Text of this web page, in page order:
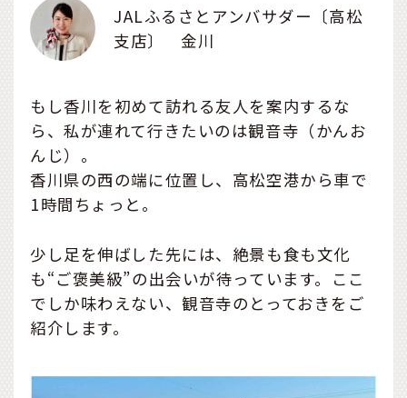
JALふるさとアンバサダー〔高松
支店〕 金川
もし香川を初めて訪れる友人を案内するな
ら、私が連れて行きたいのは観音寺（かんお
んじ）。
香川県の西の端に位置し、高松空港から車で
1時間ちょっと。
少し足を伸ばした先には、絶景も食も文化
も“ご褒美級”の出会いが待っています。ここ
でしか味わえない、観音寺のとっておきをご
紹介します。